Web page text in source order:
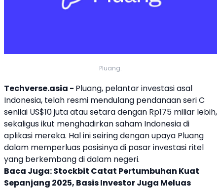
Pluang.
Techverse.asia - Pluang, pelantar investasi asal
Indonesia, telah resmi mendulang pendanaanseri C
senilai US$10 juta atau setara dengan Rp175 miliar lebih,
sekaligus ikut menghadirkansaham Indonesia di
aplikasi mereka. Hal ini seiring dengan upaya Pluang
dalam memperluas posisinya di pasar investasi ritel
yang berkembang di dalam negeri.
Baca Juga:Stockbit Catat Pertumbuhan Kuat
Sepanjang 2025, Basis Investor Juga Meluas